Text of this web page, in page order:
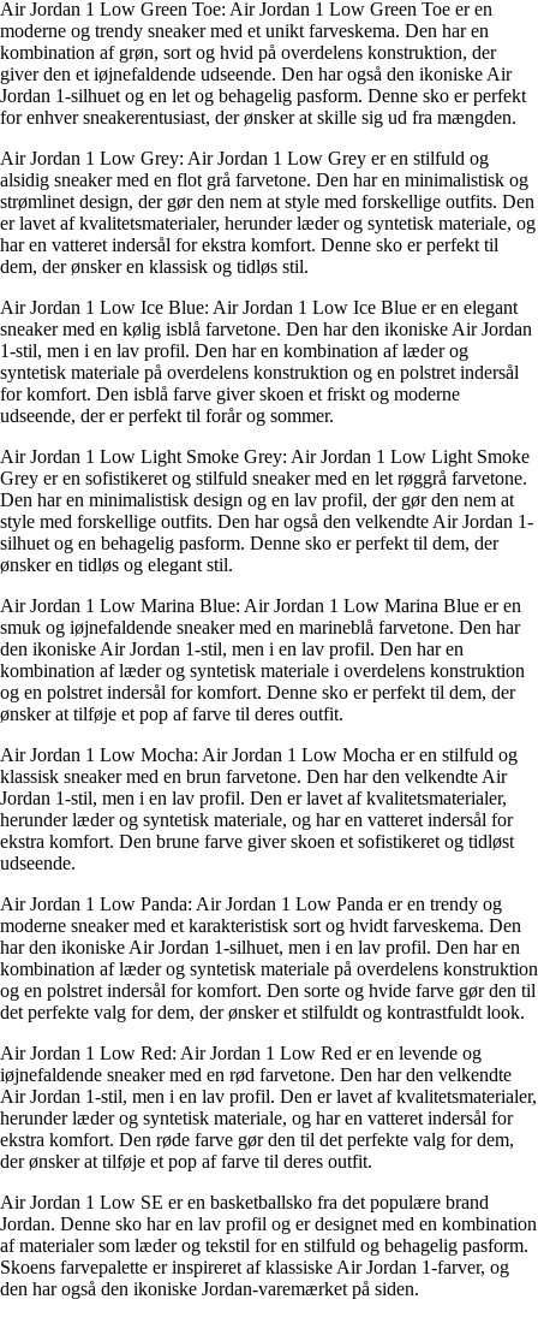
Air Jordan 1 Low Green Toe: Air Jordan 1 Low Green Toe er en
moderne og trendy sneaker med et unikt farveskema. Den har en
kombination af grøn, sort og hvid på overdelens konstruktion, der
giver den et iøjnefaldende udseende. Den har også den ikoniske Air
Jordan 1-silhuet og en let og behagelig pasform. Denne sko er perfekt
for enhver sneakerentusiast, der ønsker at skille sig ud fra mængden.
Air Jordan 1 Low Grey: Air Jordan 1 Low Grey er en stilfuld og
alsidig sneaker med en flot grå farvetone. Den har en minimalistisk og
strømlinet design, der gør den nem at style med forskellige outfits. Den
er lavet af kvalitetsmaterialer, herunder læder og syntetisk materiale, og
har en vatteret indersål for ekstra komfort. Denne sko er perfekt til
dem, der ønsker en klassisk og tidløs stil.
Air Jordan 1 Low Ice Blue: Air Jordan 1 Low Ice Blue er en elegant
sneaker med en kølig isblå farvetone. Den har den ikoniske Air Jordan
1-stil, men i en lav profil. Den har en kombination af læder og
syntetisk materiale på overdelens konstruktion og en polstret indersål
for komfort. Den isblå farve giver skoen et friskt og moderne
udseende, der er perfekt til forår og sommer.
Air Jordan 1 Low Light Smoke Grey: Air Jordan 1 Low Light Smoke
Grey er en sofistikeret og stilfuld sneaker med en let røggrå farvetone.
Den har en minimalistisk design og en lav profil, der gør den nem at
style med forskellige outfits. Den har også den velkendte Air Jordan 1-
silhuet og en behagelig pasform. Denne sko er perfekt til dem, der
ønsker en tidløs og elegant stil.
Air Jordan 1 Low Marina Blue: Air Jordan 1 Low Marina Blue er en
smuk og iøjnefaldende sneaker med en marineblå farvetone. Den har
den ikoniske Air Jordan 1-stil, men i en lav profil. Den har en
kombination af læder og syntetisk materiale i overdelens konstruktion
og en polstret indersål for komfort. Denne sko er perfekt til dem, der
ønsker at tilføje et pop af farve til deres outfit.
Air Jordan 1 Low Mocha: Air Jordan 1 Low Mocha er en stilfuld og
klassisk sneaker med en brun farvetone. Den har den velkendte Air
Jordan 1-stil, men i en lav profil. Den er lavet af kvalitetsmaterialer,
herunder læder og syntetisk materiale, og har en vatteret indersål for
ekstra komfort. Den brune farve giver skoen et sofistikeret og tidløst
udseende.
Air Jordan 1 Low Panda: Air Jordan 1 Low Panda er en trendy og
moderne sneaker med et karakteristisk sort og hvidt farveskema. Den
har den ikoniske Air Jordan 1-silhuet, men i en lav profil. Den har en
kombination af læder og syntetisk materiale på overdelens konstruktion
og en polstret indersål for komfort. Den sorte og hvide farve gør den til
det perfekte valg for dem, der ønsker et stilfuldt og kontrastfuldt look.
Air Jordan 1 Low Red: Air Jordan 1 Low Red er en levende og
iøjnefaldende sneaker med en rød farvetone. Den har den velkendte
Air Jordan 1-stil, men i en lav profil. Den er lavet af kvalitetsmaterialer,
herunder læder og syntetisk materiale, og har en vatteret indersål for
ekstra komfort. Den røde farve gør den til det perfekte valg for dem,
der ønsker at tilføje et pop af farve til deres outfit.
Air Jordan 1 Low SE er en basketballsko fra det populære brand
Jordan. Denne sko har en lav profil og er designet med en kombination
af materialer som læder og tekstil for en stilfuld og behagelig pasform.
Skoens farvepalette er inspireret af klassiske Air Jordan 1-farver, og
den har også den ikoniske Jordan-varemærket på siden.